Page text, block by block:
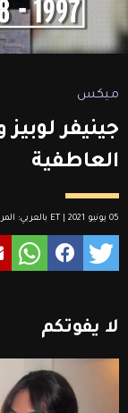
ميكس
جينيفر
العاطفية
05 يونيو 2021 | ET بالعربي: المرجع الأول لأخبار الفن والترفيه في العالم العربي
لا يفوتكم